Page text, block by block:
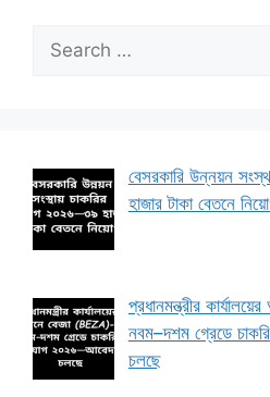
Search
for:
বেসরকারি উন্নয়ন
হাজার টাকা বেতনে
প্রধানমন্ত্রীর
নবম–দশম গ্রেডে
চলছে